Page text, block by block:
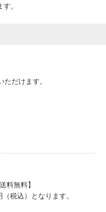
。
ただけます。
料無料】
（税込）となります。